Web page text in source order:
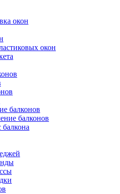
окон
окон
балконов
балконов